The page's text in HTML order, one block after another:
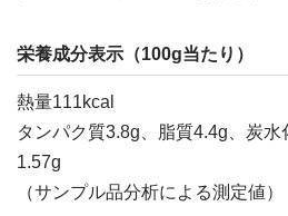
栄養成分表示（100g当たり）
熱量111kcal
タンパク質3.8g、脂質4.4g、炭
1.57g
（サンプル品分析による測定値）